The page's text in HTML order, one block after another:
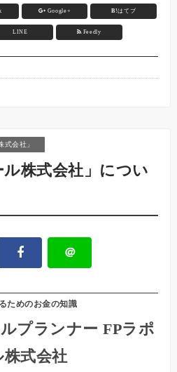
Google+ B!はてブ
LINE Feedly
式会社」
株式会社」につい
＠
ためのお金の知識
プランナー FPラポ
株式会社